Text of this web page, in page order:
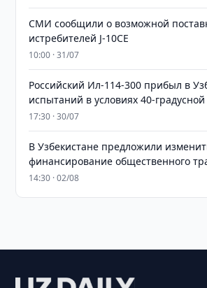
СМИ сообщили о возможной
истребителей J-10CE
10:00 · 31/07
Российский Ил-114-300 прибыл в
испытаний в условиях 40-
17:30 · 30/07
В Узбекистане предложили
финансирование общественного
14:30 · 02/08